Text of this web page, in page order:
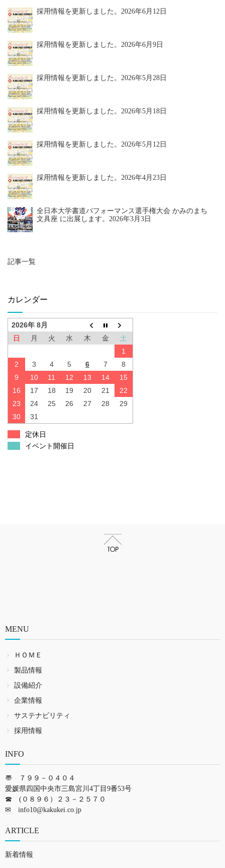
採用情報を更新しました。 2026年6月12日
採用情報を更新しました。 2026年6月9日
採用情報を更新しました。 2026年5月28日
採用情報を更新しました。 2026年5月18日
採用情報を更新しました。 2026年5月12日
採用情報を更新しました。 2026年4月23日
全日本大学書道パフォーマンス選手権大会 かみのまち
文具座 に出展します。 2026年3月3日
記事一覧
カレンダー
2026年 8月
日
月 火 水 木 金
土
1
2
3 4 5 6 7
8
9
10 11 12 13 14
15
16
17 18 19 20 21
22
23
24 25 26 27 28
29
30
31
定休日
イベント開催日
MENU
ＨＯＭＥ
製品情報
設備紹介
企業情報
サステナビリティ
採用情報
INFO
〠 ７９９－０４０４
愛媛県四国中央市三島宮川4丁目9番53号
☎ (０８９６）２３－２５７０
✉ info10@kakukei.co.jp
ARTICLE
新着情報